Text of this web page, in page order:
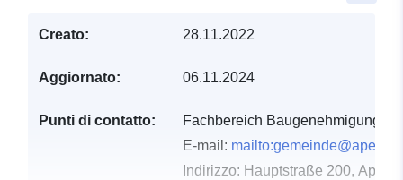
Creato: 28.11.2022
Aggiornato: 06.11.2024
Punti di contatto:
Fachbereich Baugenehmigung,
E-mail: mailto:gemeinde@apen.de
Indirizzo: Hauptstraße 200, Apen,